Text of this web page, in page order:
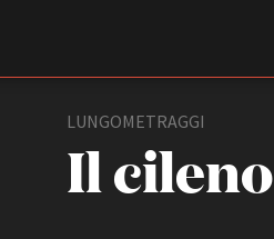
LUNGOMETRAGGI
Il cileno